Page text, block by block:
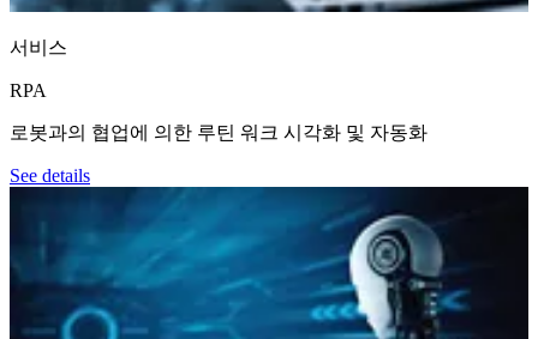
서비스
RPA
로봇과의 협업에 의한 루틴 워크 시각화 및 자동화
See details